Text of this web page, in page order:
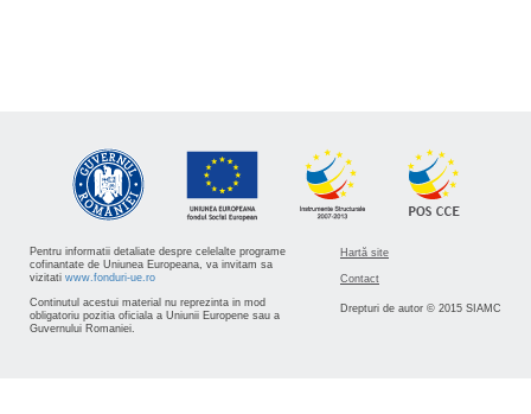
Pentru informatii detaliate despre celelalte programe
cofinantate de Uniunea Europeana, va invitam sa
vizitati www.fonduri-ue.ro
Continutul acestui material nu reprezinta in mod
obligatoriu pozitia oficiala a Uniunii Europene sau a
Guvernului Romaniei.
Hartă site
Contact
Drepturi de autor © 2015 SIAMC